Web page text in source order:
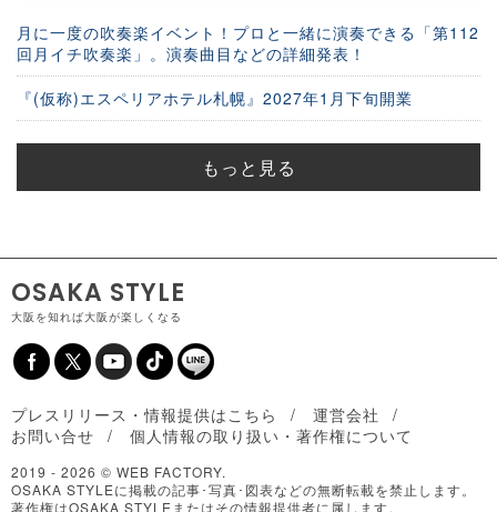
月に一度の吹奏楽イベント！プロと一緒に演奏できる「第112
回月イチ吹奏楽」。演奏曲目などの詳細発表！
『(仮称)エスペリアホテル札幌』2027年1月下旬開業
もっと見る
OSAKA STYLE
大阪を知れば大阪が楽しくなる
プレスリリース・情報提供はこちら
運営会社
お問い合せ
個人情報の取り扱い・著作権について
2019 - 2026 © WEB FACTORY.
OSAKA STYLEに掲載の記事･写真･図表などの無断転載を禁止します。
著作権はOSAKA STYLEまたはその情報提供者に属します。